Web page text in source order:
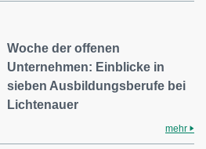
Woche der offenen
Unternehmen: Einblicke in
sieben Ausbildungsberufe bei
Lichtenauer
mehr